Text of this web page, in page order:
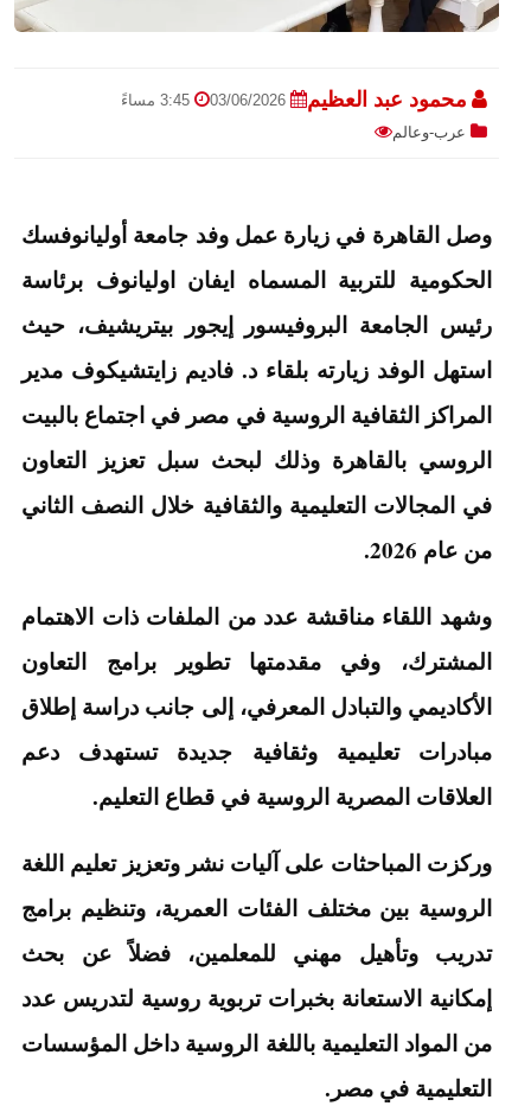
محمود عبد العظيم 03/06/2026
3:45 مساءً
عرب-وعالم
وصل القاهرة في زيارة عمل وفد جامعة أوليانوفسك
الحكومية للتربية المسماه ايفان اوليانوف برئاسة
رئيس الجامعة البروفيسور إيجور بيتريشيف، حيث
استهل الوفد زيارته بلقاء د. فاديم زايتشيكوف مدير
المراكز الثقافية الروسية في مصر في اجتماع بالبيت
الروسي بالقاهرة وذلك لبحث سبل تعزيز التعاون
في المجالات التعليمية والثقافية خلال النصف الثاني
من عام 2026.
وشهد اللقاء مناقشة عدد من الملفات ذات الاهتمام
المشترك، وفي مقدمتها تطوير برامج التعاون
الأكاديمي والتبادل المعرفي، إلى جانب دراسة إطلاق
مبادرات تعليمية وثقافية جديدة تستهدف دعم
العلاقات المصرية الروسية في قطاع التعليم.
وركزت المباحثات على آليات نشر وتعزيز تعليم اللغة
الروسية بين مختلف الفئات العمرية، وتنظيم برامج
تدريب وتأهيل مهني للمعلمين، فضلاً عن بحث
إمكانية الاستعانة بخبرات تربوية روسية لتدريس عدد
من المواد التعليمية باللغة الروسية داخل المؤسسات
التعليمية في مصر.